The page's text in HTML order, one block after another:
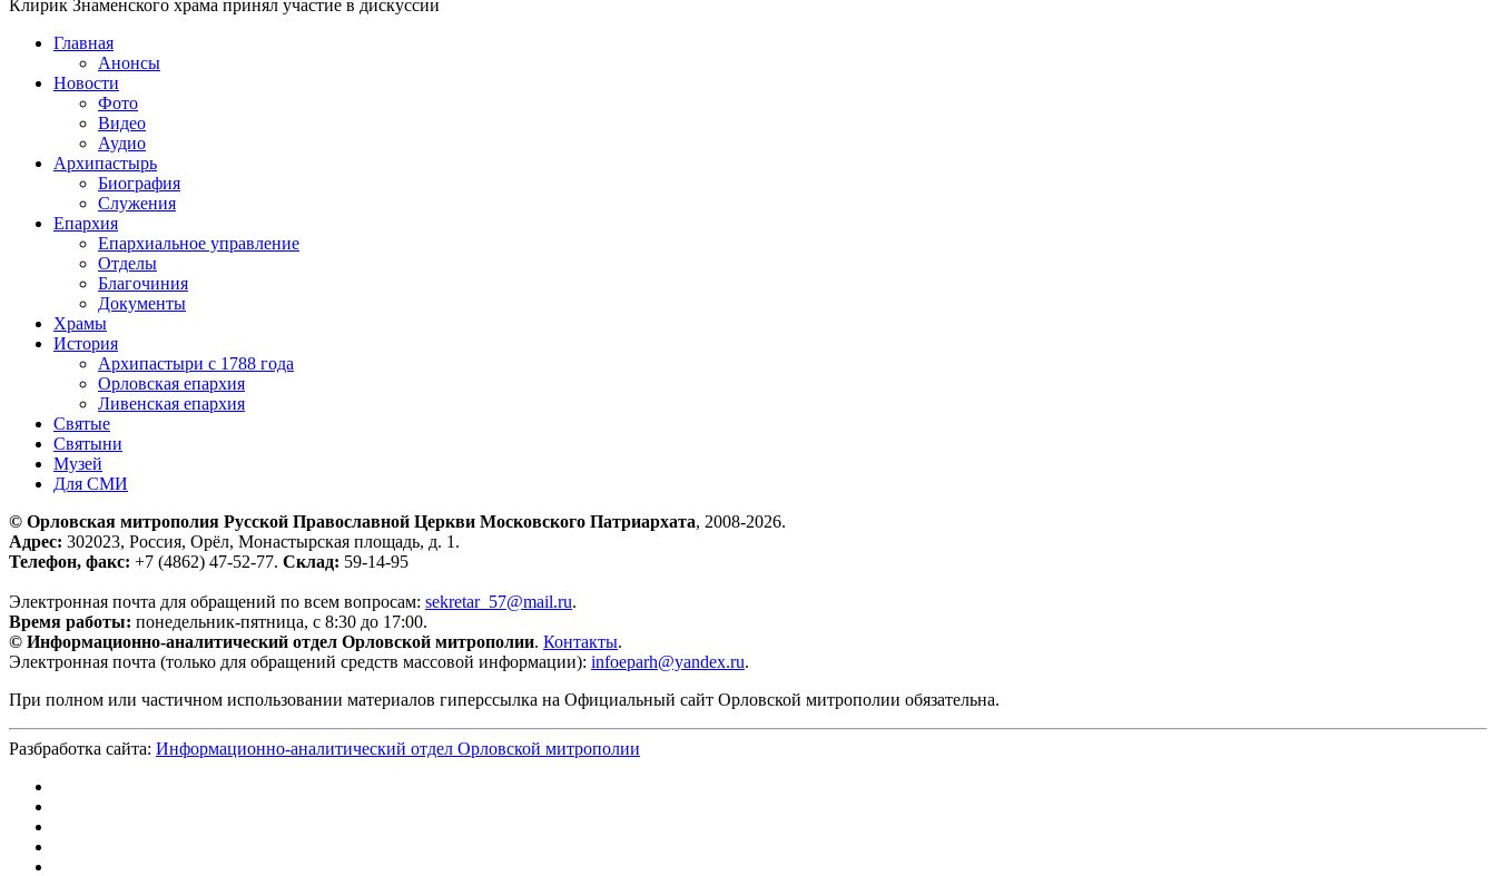
Клирик Знаменского храма принял участие в дискуссии
Главная
Анонсы
Новости
Фото
Видео
Аудио
Архипастырь
Биография
Служения
Епархия
Епархиальное управление
Отделы
Благочиния
Документы
Храмы
История
Архипастыри с 1788 года
Орловская епархия
Ливенская епархия
Святые
Святыни
Музей
Для СМИ
© Орловская митрополия Русской Православной Церкви Московского Патриархата, 2008-2026.
Адрес: 302023, Россия, Орёл, Монастырская площадь, д. 1.
Телефон, факс: +7 (4862) 47-52-77. Склад: 59-14-95
Электронная почта для обращений по всем вопросам: sekretar_57@mail.ru.
Время работы: понедельник-пятница, с 8:30 до 17:00.
© Информационно-аналитический отдел Орловской митрополии. Контакты.
Электронная почта (только для обращений средств массовой информации): infoeparh@yandex.ru.
При полном или частичном использовании материалов гиперссылка на Официальный сайт Орловской митрополии обязательна.
Разбработка сайта: Информационно-аналитический отдел Орловской митрополии